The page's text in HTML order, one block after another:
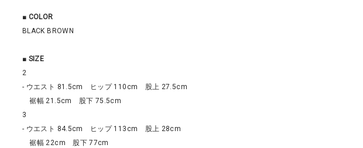
■ COLOR
BLACK BROWN
■ SIZE
2
- ウエスト 81.5cm ヒップ 110cm 股上 27.5cm
裾幅 21.5cm 股下 75.5cm
3
- ウエスト 84.5cm ヒップ 113cm 股上 28cm
裾幅 22cm 股下 77cm